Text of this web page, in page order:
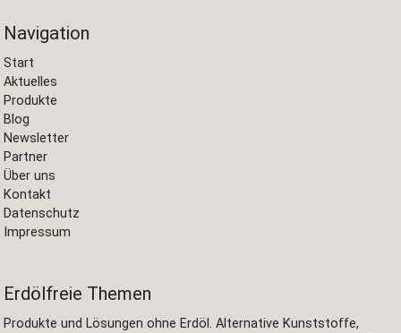
Navigation
Start
Aktuelles
Produkte
Blog
Newsletter
Partner
Über uns
Kontakt
Datenschutz
Impressum
Erdölfreie Themen
Produkte und Lösungen ohne Erdöl. Alternative Kunststoffe,